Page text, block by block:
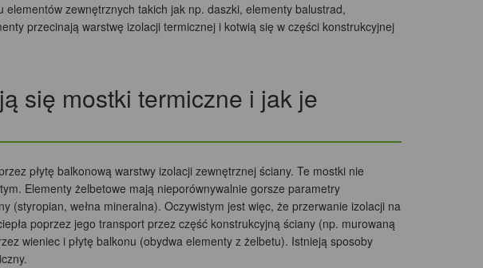
zewnętrznych takich jak np. daszki, elementy balustrad,
przecinają warstwę izolacji termicznej i kotwią się w części konstrukcyjnej
się mostki termiczne i jak je
płytę balkonową warstwy izolacji zewnętrznej ściany. Te mostki nie
Elementy żelbetowe mają nieporównywalnie gorsze parametry
(styropian, wełna mineralna). Oczywistym jest więc, że przerwanie izolacji na
poprzez jego transport przez część konstrukcyjną ściany (np. murowaną
wieniec i płytę balkonu (obydwa elementy z żelbetu). Istnieją sposoby